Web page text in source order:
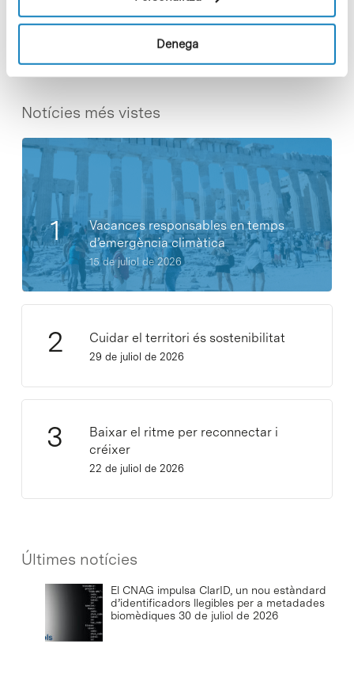
Denega
Notícies més vistes
Vacances responsables en temps
d’emergència climàtica
15 de juliol de 2026
Cuidar el territori és sostenibilitat
29 de juliol de 2026
Baixar el ritme per reconnectar i
créixer
22 de juliol de 2026
Últimes notícies
El CNAG impulsa ClarID, un nou estàndard
d’identificadors llegibles per a metadades
biomèdiques 30 de juliol de 2026